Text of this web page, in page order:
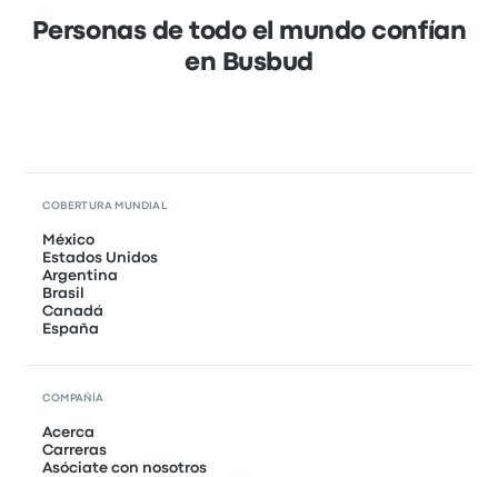
Personas de todo el mundo confían
en Busbud
COBERTURA MUNDIAL
México
Estados Unidos
Argentina
Brasil
Canadá
España
COMPAÑÍA
Acerca
Carreras
Asóciate con nosotros